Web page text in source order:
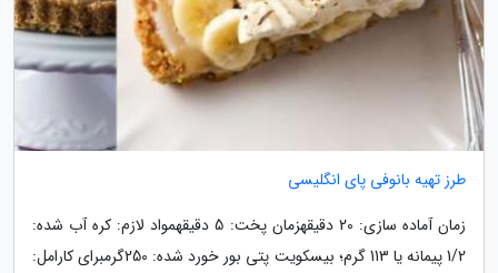
طرز تهیه بانوفی پای انگلیسی
زمان آماده سازی: 20 دقیقهزمان پخت: 5 دقیقهمواد لازم: کره آب شده:
1/2 پیمانه یا 113 گرم؛ بیسکویت پتی بور خورد شده: 250گرمبرای کارامل: